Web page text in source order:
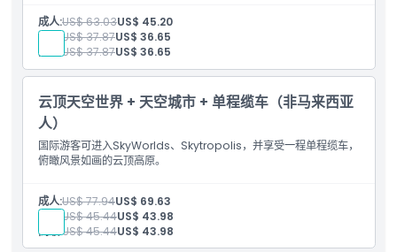
成人:US$ 63.03US$ 45.20
儿童: US$ 37.87US$ 36.65
高级: US$ 37.87US$ 36.65
云顶天空世界 + 天空城市 + 单程缆车（非马来西亚
人）
国际游客可进入SkyWorlds、Skytropolis，并享受一程单程缆车，
俯瞰风景如画的云顶高原。
成人:US$ 77.94US$ 69.63
儿童: US$ 45.44US$ 43.98
高级:US$ 45.44US$ 43.98